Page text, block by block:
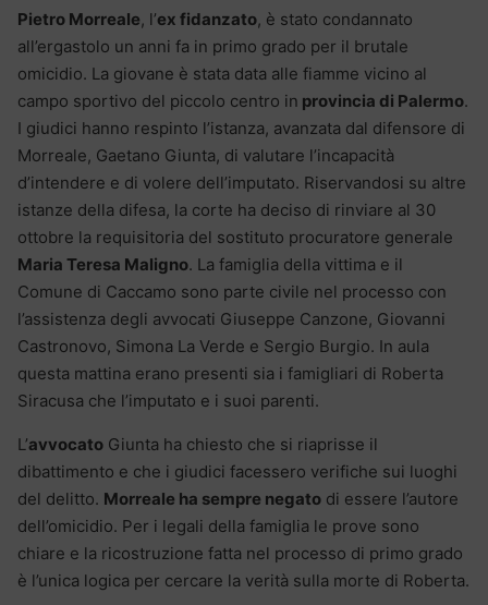
Pietro Morreale, l’ex fidanzato, è stato condannato
all’ergastolo un anni fa in primo grado per il brutale
omicidio. La giovane è stata data alle fiamme vicino al
campo sportivo del piccolo centro in provincia di Palermo.
I giudici hanno respinto l’istanza, avanzata dal difensore di
Morreale, Gaetano Giunta, di valutare l’incapacità
d’intendere e di volere dell’imputato. Riservandosi su altre
istanze della difesa, la corte ha deciso di rinviare al 30
ottobre la requisitoria del sostituto procuratore generale
Maria Teresa Maligno. La famiglia della vittima e il
Comune di Caccamo sono parte civile nel processo con
l’assistenza degli avvocati Giuseppe Canzone, Giovanni
Castronovo, Simona La Verde e Sergio Burgio. In aula
questa mattina erano presenti sia i famigliari di Roberta
Siracusa che l’imputato e i suoi parenti.
L’avvocato Giunta ha chiesto che si riaprisse il
dibattimento e che i giudici facessero verifiche sui luoghi
del delitto. Morreale ha sempre negato di essere l’autore
dell’omicidio. Per i legali della famiglia le prove sono
chiare e la ricostruzione fatta nel processo di primo grado
è l’unica logica per cercare la verità sulla morte di Roberta.